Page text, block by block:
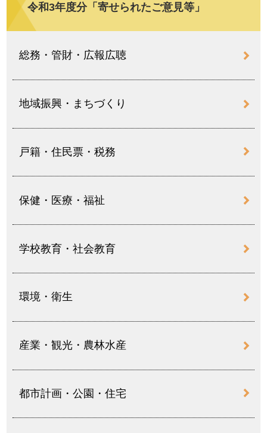
令和3年度分「寄せられたご意見等」
総務・管財・広報広聴
地域振興・まちづくり
戸籍・住民票・税務
保健・医療・福祉
学校教育・社会教育
環境・衛生
産業・観光・農林水産
都市計画・公園・住宅